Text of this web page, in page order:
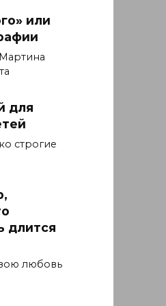
или
для
строгие
длится
любовь